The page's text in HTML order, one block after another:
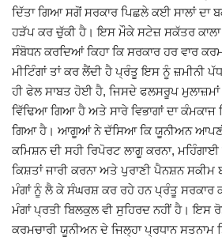
Sri Muktsar Sahib News
Punjab
Life & Style
Important
Contact Us
ਦਿੱਤਾ ਗਿਆ ਸਗੋਂ ਸਰਕਾਰ ਪਿਛਲੇ ਕਈ ਸਾਲਾਂ ਦਾ
ਹੜੱਪ ਕਰ ਚੁੱਕੀ ਹੈ। ਇਸ ਮੌਕੇ ਸਟੇਜ਼ ਸਕੱਤਰ ਕਾਲਾ
ਸੰਬੋਧਨ ਕਰਦਿਆਂ ਕਿਹਾ ਕਿ ਸਰਕਾਰ ਹਰ ਵਾਰ
ਮੀਟਿੰਗਾਂ ਤਾਂ ਕਰ ਲੈਂਦੀ ਹੈ ਪ੍ਰੰਤੂ ਇਸ ਨੂੰ ਜ਼ਮੀਨੀ
ਹੀ ਫੇਲ ਸਾਬਤ ਹੋਈ ਹੈ, ਜਿਸਦੇ ਫਲਸਰੂਪ
ਵਿੱਢਿਆ ਗਿਆ ਹੈ ਅਤੇ ਸਾਰੇ ਵਿਭਾਗਾਂ ਦਾ ਕੰਮਕਾਜ
ਗਿਆ ਹੈ। ਆਗੂਆਂ ਨੇ ਦੱਸਿਆ ਕਿ ਯੂਨੀਅਨ
ਕਮਿਸ਼ਨ ਦੀ ਸਹੀ ਰਿਪੋਰਟ ਲਾਗੂ ਕਰਨਾ,
ਕਿਸ਼ਤਾਂ ਜਾਰੀ ਕਰਨਾ ਅਤੇ ਪੁਰਾਣੀ ਪੈਨਸ਼ਨ
ਮੰਗਾਂ ਨੂੰ ਲੈ ਕੇ ਸੰਘਰਸ਼ ਕਰ ਰਹੇ ਹਨ ਪ੍ਰੰਤੂ ਸਰਕਾਰ
ਮੰਗਾਂ ਪ੍ਰਤੀ ਬਿਲਕੁਲ ਵੀ ਸੁਹਿਰਦ ਨਹੀਂ ਹੈ। ਇਸ
ਕਰਮਚਾਰੀ ਯੂਨੀਅਨ ਦੇ ਜਿਲ੍ਹਾ ਪ੍ਰਧਾਨ ਸਤਨਾਮ